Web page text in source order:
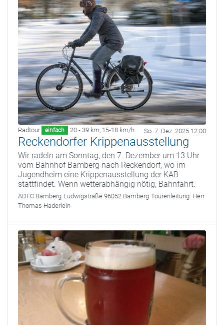
Radtour einfach 20 - 39 km, 15-18 km/h So. 7. Dez. 2025 12:00
Reckendorfer Krippenausstellung
Wir radeln am Sonntag, den 7. Dezember um 13 Uhr
vom Bahnhof Bamberg nach Reckendorf, wo im
Jugendheim eine Krippenausstellung der KAB
stattfindet. Wenn wetterabhängig nötig, Bahnfahrt.
ADFC Bamberg Ludwigstraße 96052 Bamberg Tourenleitung: Herr
Thomas Haderlein